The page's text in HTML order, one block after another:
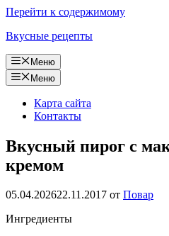
Перейти к содержимому
Вкусные рецепты
Меню
Меню
Карта сайта
Контакты
Вкусный пирог с
кремом
05.04.202622.11.2017 от Повар
Ингредиенты